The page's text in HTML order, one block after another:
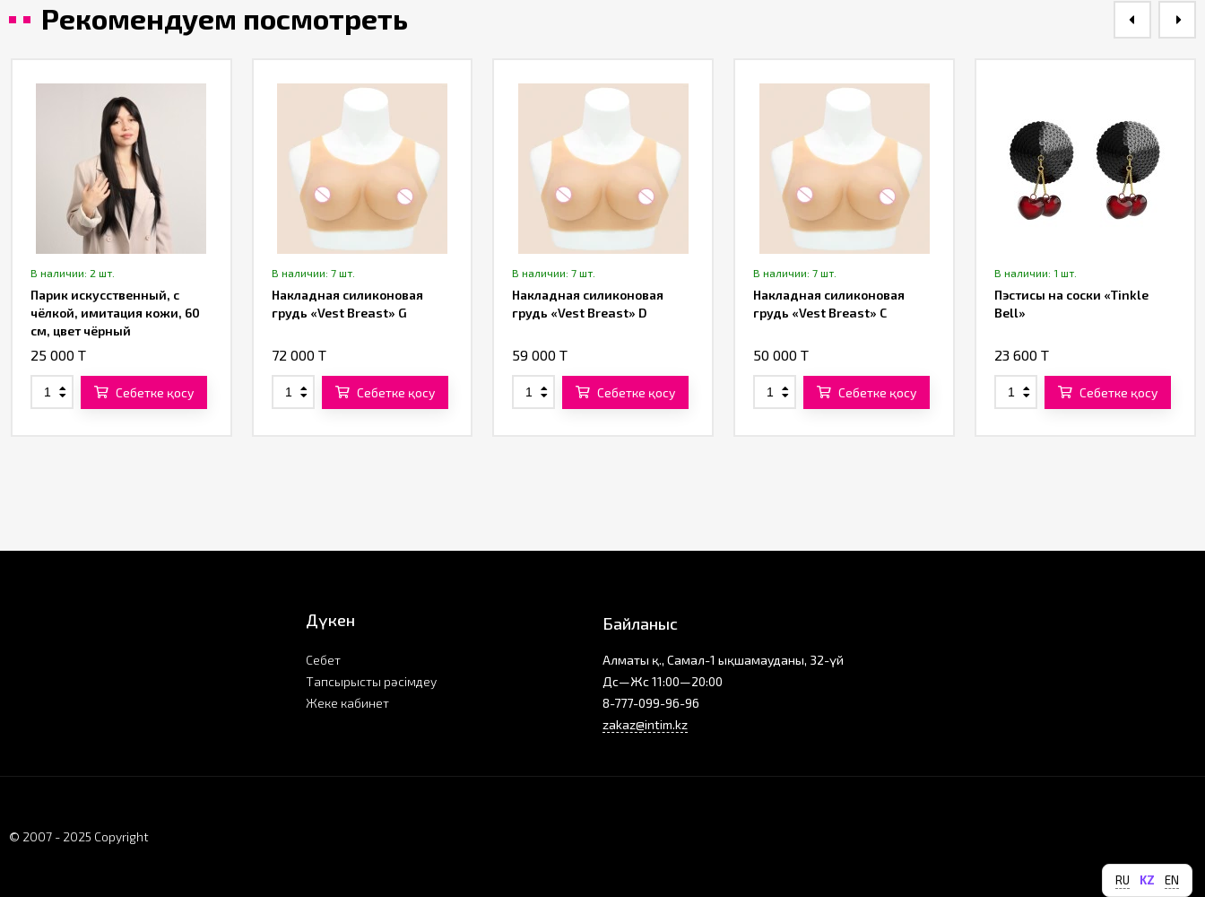
Рекомендуем посмотреть
В наличии: 2 шт.
Парик искусственный, с
чёлкой, имитация кожи, 60
см, цвет чёрный
25 000 T
Себетке қосу
В наличии: 7 шт.
Накладная силиконовая
грудь «Vest Breast» G
72 000 T
Себетке қосу
В наличии: 7 шт.
Накладная силиконовая
грудь «Vest Breast» D
59 000 T
Себетке қосу
В наличии: 7 шт.
Накладная силиконовая
грудь «Vest Breast» C
50 000 T
Себетке қосу
В наличии: 1 шт.
Пэстисы на соски «Tinkle
Bell»
23 600 T
Себетке қосу
RU KZ EN
Дүкен
Себет
Тапсырысты рәсімдеу
Жеке кабинет
Байланыс
Алматы қ., Самал-1 ықшамауданы, 32-үй
Дс—Жс 11:00—20:00
8-777-099-96-96
zakaz@intim.kz
© 2007 - 2025 Copyright